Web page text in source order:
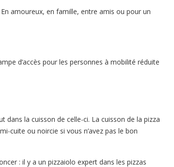
amoureux, en famille, entre amis ou pour un
d’accès pour les personnes à mobilité réduite
la cuisson de celle-ci. La cuisson de la pizza
cuite ou noircie si vous n’avez pas le bon
: il y a un pizzaiolo expert dans les pizzas